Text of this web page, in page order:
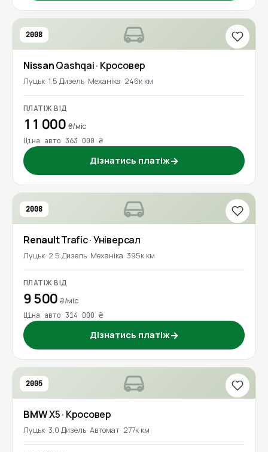
2008
NissanQashqai· Кросовер
Луцьк 1.5 Дизель Механіка 246к км
ПЛАТІЖ ВІД
11 000 ₴/міс
Ціна авто 363 000 ₴
Дізнатись платіж→
2008
RenaultTrafic· Універсал
Луцьк 2.5 Дизель Механіка 395к км
ПЛАТІЖ ВІД
9 500₴/міс
Ціна авто 314 000 ₴
Дізнатись платіж→
2005
BMWX5· Кросовер
Луцьк 3.0 Дизель Автомат 277к км